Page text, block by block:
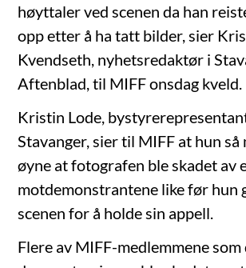
høyttaler ved scenen da han
opp etter å ha tatt bilder, sier
Kvendseth, nyhetsredaktør i
Aftenblad, til MIFF onsdag kveld.
Kristin Lode,
Stavanger, sier til MIFF at hun så
øyne at fotografen ble skadet av
motdemonstrantene like før hun
scenen for å holde sin appell.
Flere av MIFF-medlemmene